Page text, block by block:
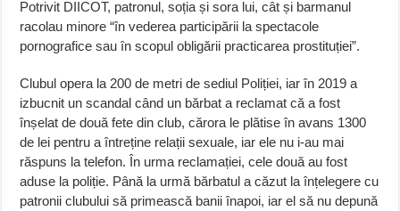
Potrivit DIICOT, patronul, soția și sora lui, cât și barmanul
racolau minore “în vederea participării la spectacole
pornografice sau în scopul obligării practicarea prostituției”.
Clubul opera la 200 de metri de sediul Poliției, iar în 2019 a
izbucnit un scandal când un bărbat a reclamat că a fost
înșelat de două fete din club, cărora le plătise în avans 1300
de lei pentru a întreține relații sexuale, iar ele nu i-au mai
răspuns la telefon. În urma reclamației, cele două au fost
aduse la poliție. Până la urmă bărbatul a căzut la înțelegere cu
patronii clubului să primească banii înapoi, iar el să nu depună